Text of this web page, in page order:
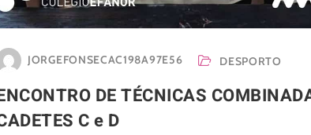
JORGEFONSECAC198A97E56 DESPORTO
DE TÉCNICAS
C e D